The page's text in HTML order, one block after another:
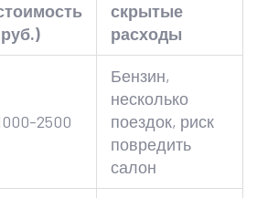
скрытые
расходы
2500
Бензин,
несколько
поездок, риск
повредить
салон